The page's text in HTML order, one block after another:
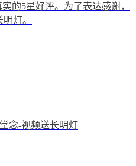
的5星好评。为了表达感谢，
灯。
念-视频送长明灯